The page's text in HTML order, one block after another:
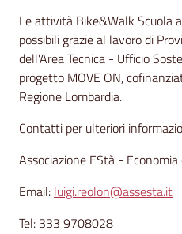
Le attività Bike&Walk Scuola
possibili grazie al lavoro di
dell'Area Tecnica - Ufficio
progetto MOVE ON,
Regione Lombardia.
Contatti per ulteriori
Associazione EStà -
Email: luigi.reolon@assesta.it
Tel: 333 9708028